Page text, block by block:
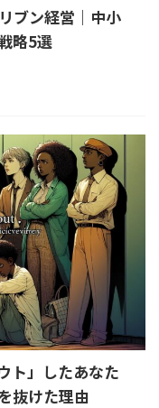
ブン経営｜中小
略5選
ト」したあなた
抜けた理由